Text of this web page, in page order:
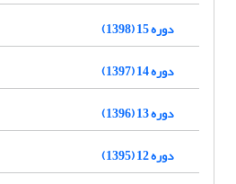
دوره 15 (1398)
دوره 14 (1397)
دوره 13 (1396)
دوره 12 (1395)